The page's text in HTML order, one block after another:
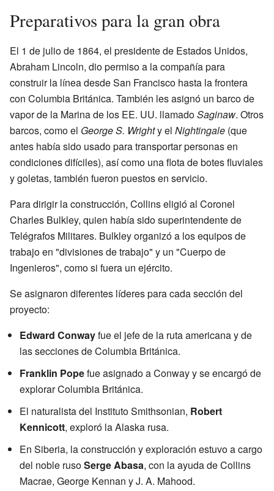
Preparativos para la gran obra
El 1 de julio de 1864, el presidente de Estados Unidos,
Abraham Lincoln, dio permiso a la compañía para
construir la línea desde San Francisco hasta la frontera
con Columbia Británica. También les asignó un barco de
vapor de la Marina de los EE. UU. llamadoSaginaw. Otros
barcos, como el George S. Wrighty el Nightingale (que
antes había sido usado para transportar personas en
condiciones difíciles), así como una flota de botes fluviales
y goletas, también fueron puestos en servicio.
Para dirigir la construcción, Collins eligió al Coronel
Charles Bulkley, quien había sido superintendente de
Telégrafos Militares. Bulkley organizó a los equipos de
trabajo en "divisiones de trabajo" y un "Cuerpo de
Ingenieros", como si fuera un ejército.
Se asignaron diferentes líderes para cada sección del
proyecto:
Edward Conwayfue el jefe de la ruta americana y de
las secciones de Columbia Británica.
Franklin Popefue asignado a Conway y se encargó de
explorar Columbia Británica.
El naturalista del Instituto Smithsonian, Robert
Kennicott, exploró la Alaska rusa.
En Siberia, la construcción y exploración estuvo a cargo
del noble rusoSerge Abasa, con la ayuda de Collins
Macrae, George Kennan y J. A. Mahood.